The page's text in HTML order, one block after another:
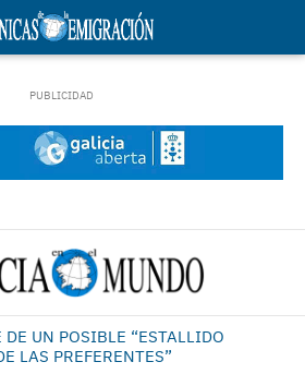
UN POSIBLE “ESTALLIDO
LAS PREFERENTES”